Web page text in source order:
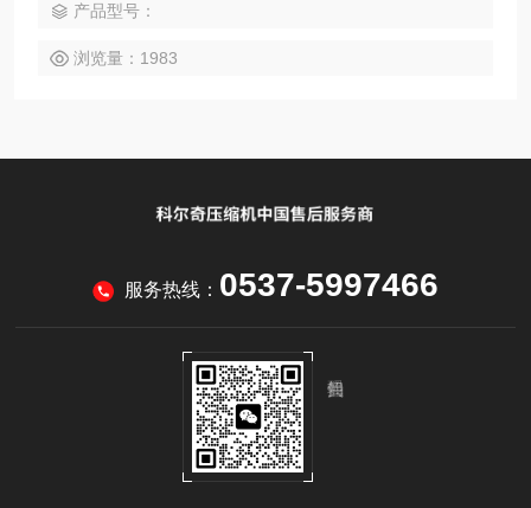
探头VP-57 买设备，买仪器，做采购不用东奔西跑，来.济
产品型号：
浏览量：1983
服务热线： 0537-5997466